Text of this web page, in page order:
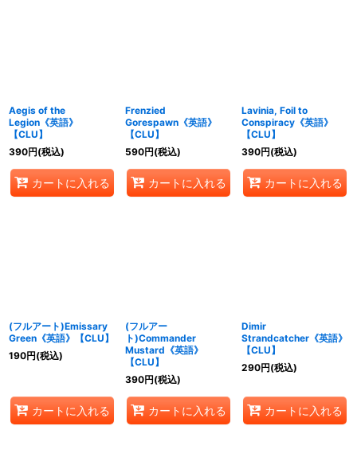
Aegis of the
Legion《英語》
【CLU】
390円(税込)
カートに入れる
Frenzied
Gorespawn《英語》
【CLU】
590円(税込)
カートに入れる
Lavinia, Foil to
Conspiracy《英語》
【CLU】
390円(税込)
カートに入れる
(フルアート)Emissary
Green《英語》【CLU】
190円(税込)
カートに入れる
(フルアー
ト)Commander
Mustard《英語》
【CLU】
390円(税込)
カートに入れる
Dimir
Strandcatcher《英語》
【CLU】
290円(税込)
カートに入れる